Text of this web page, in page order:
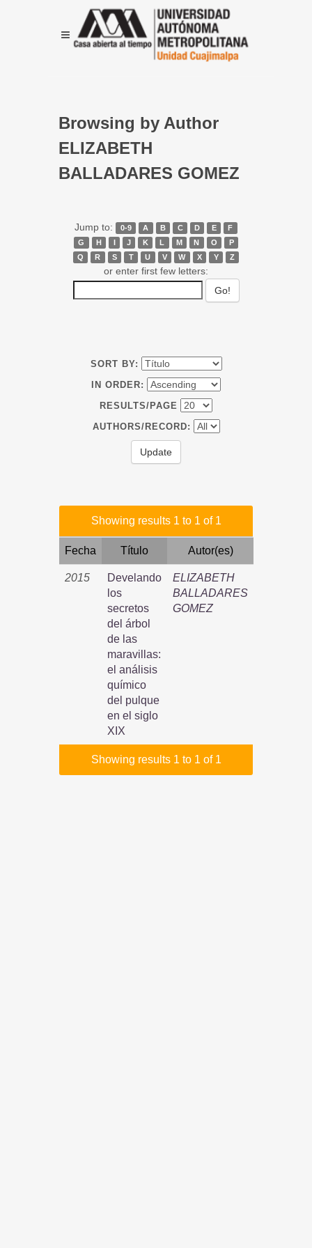
Browsing by Author
ELIZABETH
BALLADARES GOMEZ
Jump to: 0-9 A B C D E
F
G
H I J K L M N O
P
Q
R S T U V W X Y Z
or enter first few letters:
SORT BY:
IN ORDER:
RESULTS/PAGE
AUTHORS/RECORD:
Showing results 1 to 1 of 1
Fecha Título Autor(es)
2015
Develando
los
secretos
del árbol
de las
maravillas:
el análisis
químico
del pulque
en el siglo
XIX
ELIZABETH
BALLADARES
GOMEZ
Showing results 1 to 1 of 1